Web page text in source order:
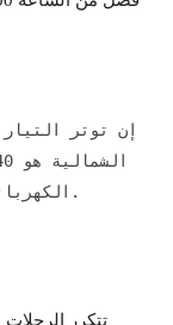
الكهربائية المستخدمه على المعايير البريطانية.